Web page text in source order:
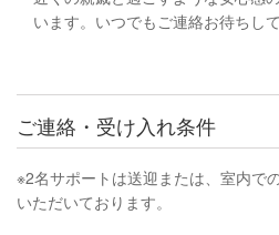
います。いつでもご連絡お待ちして
ご連絡・受け入れ条件
※2名サポートは送迎または、室内で
いただいております。